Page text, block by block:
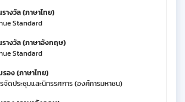
างวัล (ภาษาไทย)
Standard
รางวัล (ภาษาอังกฤษ)
Standard
อง (ภาษาไทย)
จัดประชุมและนิทรรศการ (องค์การมหาชน)